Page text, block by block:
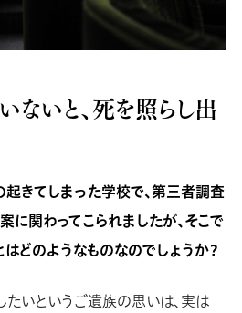
ないと、死を照らし出
きてしまった学校で、第三者調査
に関わってこられましたが、そこで
どのようなものなのでしょうか？
たいというご遺族の思いは、実は